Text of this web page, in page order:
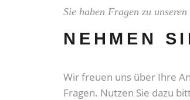
Sie haben Fragen zu
NEHMEN
Wir freuen uns über Ihre
Fragen. Nutzen Sie dazu